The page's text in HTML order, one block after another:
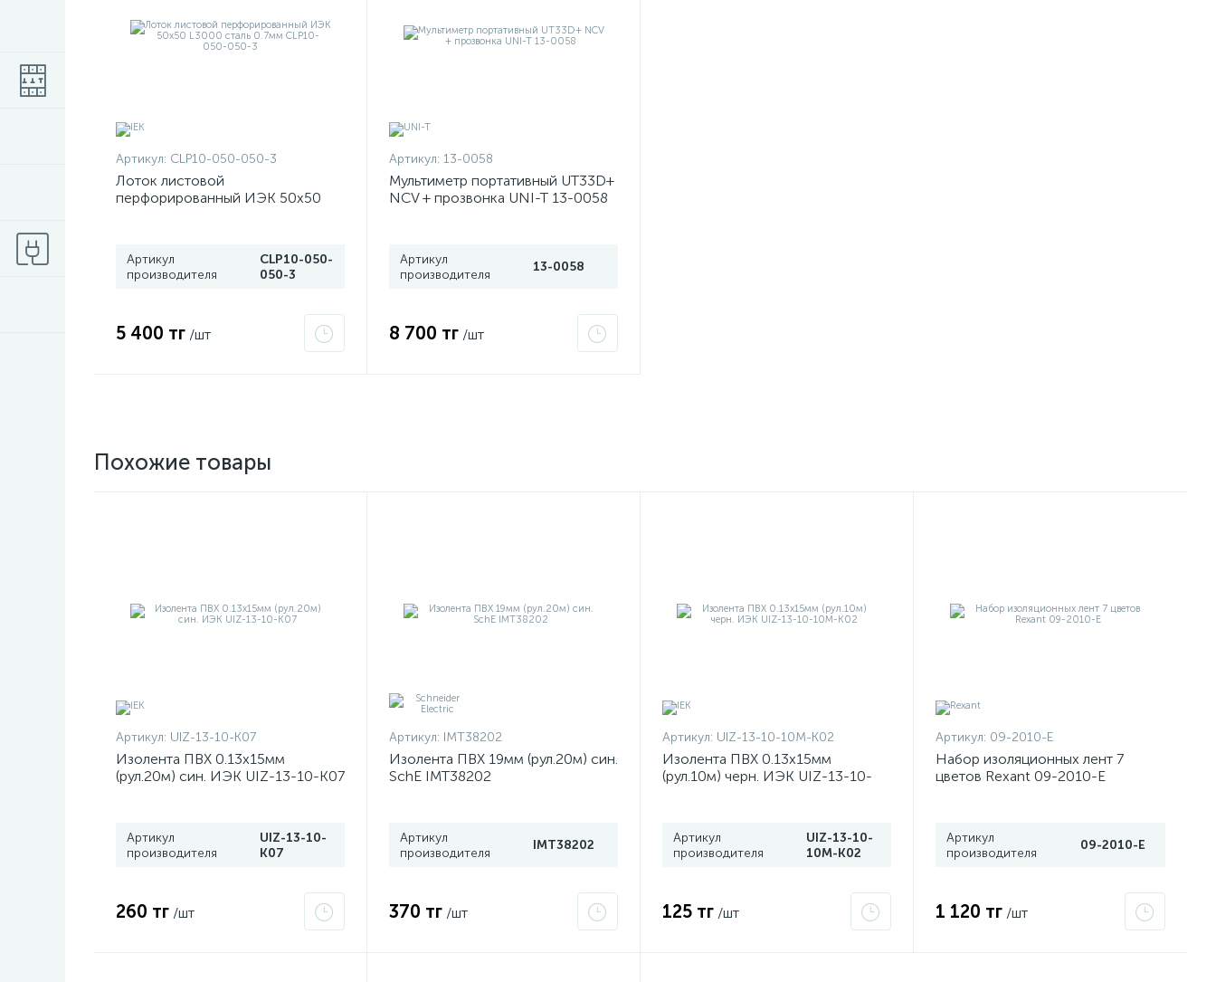
Артикул: CLP10-050-050-3
Лоток листовой
перфорированный ИЭК 50х50
Артикул
производителя
CLP10-050-
050-3
5 400 тг /шт
Артикул: 13-0058
Мультиметр портативный UT33D+
NCV + прозвонка UNI-T 13-0058
Артикул
производителя
13-0058
8 700 тг /шт
Похожие товары
Артикул: UIZ-13-10-K07
Изолента ПВХ 0.13х15мм
(рул.20м) син. ИЭК UIZ-13-10-K07
Артикул
производителя
UIZ-13-10-
K07
260 тг /шт
Артикул: IMT38202
Изолента ПВХ 19мм (рул.20м) син.
SchE IMT38202
Артикул
производителя
IMT38202
370 тг /шт
Артикул: UIZ-13-10-10M-K02
Изолента ПВХ 0.13х15мм
(рул.10м) черн. ИЭК UIZ-13-10-
Артикул
производителя
UIZ-13-10-
10M-K02
125 тг /шт
Артикул: 09-2010-E
Набор изоляционных лент 7
цветов Rexant 09-2010-E
Артикул
производителя
09-2010-E
1 120 тг /шт